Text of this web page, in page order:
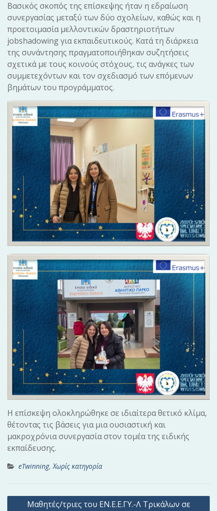
Βασικός σκοπός της επίσκεψης ήταν η εδραίωση
συνεργασίας μεταξύ των δύο σχολείων, καθώς και η
προετοιμασία μελλοντικών δραστηριοτήτων
jobshadowing για εκπαιδευτικούς. Κατά τη διάρκεια
της συνάντησης πραγματοποιήθηκαν συζητήσεις
σχετικά με τους κοινούς στόχους, τις ανάγκες των
συμμετεχόντων και τον σχεδιασμό των επόμενων
βημάτων του προγράμματος.
Η επίσκεψη ολοκληρώθηκε σε ιδιαίτερα θετικό κλίμα,
θέτοντας τις βάσεις για μια ουσιαστική και
μακροχρόνια συνεργασία στον τομέα της ειδικής
εκπαίδευσης.
eTwinning,Χωρίς κατηγορία
Π
Μαθητές/τριες του ΕΝ.Ε.Ε.ΓΥ.-Λ Τρικάλων σε